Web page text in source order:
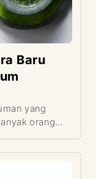
Baru
yang
orang
premium
bikin sendiri.